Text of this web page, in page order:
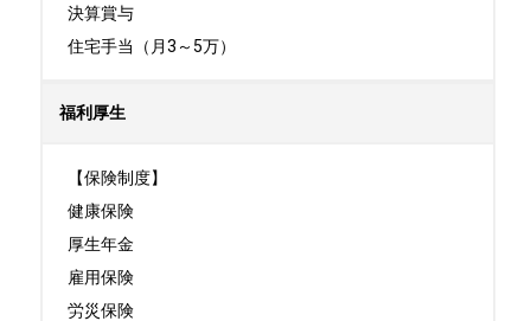
決算賞与
住宅手当（月3～5万）
福利厚生
【保険制度】
健康保険
厚生年金
雇用保険
労災保険